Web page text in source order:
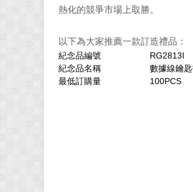
熱化的競爭市場上取勝。
以下為大家推薦一款訂造禮品：
紀念品編號
RG2813I
紀念品名稱
數據線鑰
最低訂購量
100PCS